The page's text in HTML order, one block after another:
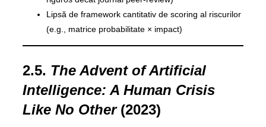
Lipsă de framework cantitativ de scoring al riscurilor
(e.g., matrice probabilitate × impact)
2.5. The Advent of Artificial
Intelligence: A Human Crisis
Like No Other(2023)